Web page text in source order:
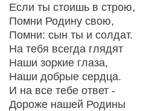
Если ты стоишь в строю,
Помни Родину свою,
Помни: сын ты и солдат.
На тебя всегда глядят
Наши зоркие глаза,
Наши добрые сердца.
И на все тебе ответ -
Дороже нашей Родины